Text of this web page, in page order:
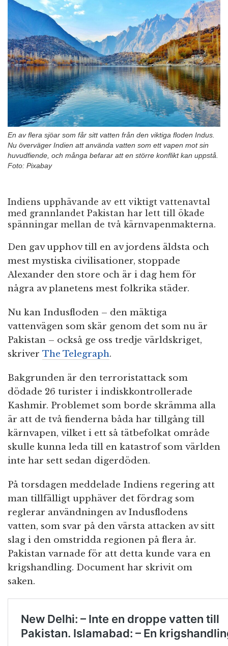
En av flera sjöar som får sitt vatten från den viktiga floden Indus.
Nu överväger Indien att använda vatten som ett vapen mot sin
huvudfiende, och många befarar att en större konflikt kan uppstå.
Foto: Pixabay
Indiens upphävande av ett viktigt vattenavtal
med grannlandet Pakistan har lett till ökade
spänningar mellan de två kärnvapenmakterna.
Den gav upphov till en av jordens äldsta och
mest mystiska civilisationer, stoppade
Alexander den store och är i dag hem för
några av planetens mest folkrika städer.
Nu kan Indusfloden – den mäktiga
vattenvägen som skär genom det som nu är
Pakistan – också ge oss tredje världskriget,
skriver The Telegraph.
Bakgrunden är den terroristattack som
dödade 26 turister i indiskkontrollerade
Kashmir. Problemet som borde skrämma alla
är att de två fienderna båda har tillgång till
kärnvapen, vilket i ett så tätbefolkat område
skulle kunna leda till en katastrof som världen
inte har sett sedan digerdöden.
På torsdagen meddelade Indiens regering att
man tillfälligt upphäver det fördrag som
reglerar användningen av Indusflodens
vatten, som svar på den värsta attacken av sitt
slag i den omstridda regionen på flera år.
Pakistan varnade för att detta kunde vara en
krigshandling. Document har skrivit om
saken.